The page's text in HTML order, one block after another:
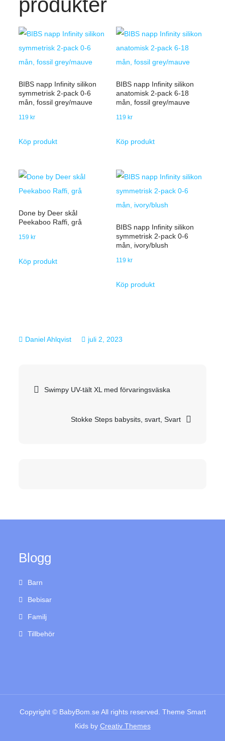
produkter
BIBS napp Infinity silikon
symmetrisk 2-pack 0-6
mån, fossil grey/mauve
119 kr
Köp produkt
BIBS napp Infinity silikon
anatomisk 2-pack 6-18
mån, fossil grey/mauve
119 kr
Köp produkt
Done by Deer skål
Peekaboo Raffi, grå
159 kr
Köp produkt
BIBS napp Infinity silikon
symmetrisk 2-pack 0-6
mån, ivory/blush
119 kr
Köp produkt
juli 2, 2023
Inläggsnavigering
Swimpy UV-tält XL med förvaringsväska
Stokke Steps babysits, svart, Svart
Blogg
Barn
Bebisar
Familj
Tillbehör
Copyright © BabyBom.se All rights reserved. Theme Smart
Kids by Creativ Themes